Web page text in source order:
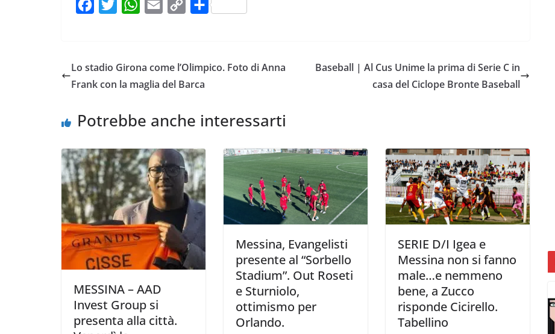
b
o
t
r
W
C
Lo stadio Girona come l’Olimpico. Foto di Anna
Frank con la maglia del Barca
Baseball | Al Cus Unime la prima di Serie C in
casa del Ciclope Bronte Baseball
Potrebbe anche interessarti
MESSINA – AAD
Invest Group si
presenta alla città.
Messina, Evangelisti
presente al “Sorbello
Stadium”. Out Roseti
e Sturniolo,
ottimismo per
Orlando.
SERIE D/I Igea e
Messina non si fanno
male…e nemmeno
bene, a Zucco
risponde Cicirello.
Tabellino